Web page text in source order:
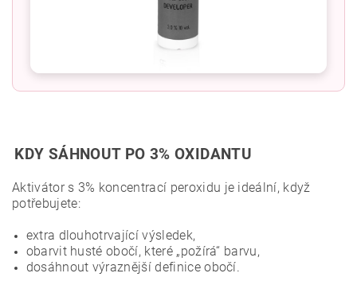
KDY SÁHNOUT PO 3% OXIDANTU
Aktivátor s 3% koncentrací peroxidu je ideální, když
potřebujete:
extra dlouhotrvající výsledek,
obarvit husté obočí, které „požírá“ barvu,
dosáhnout výraznější definice obočí.